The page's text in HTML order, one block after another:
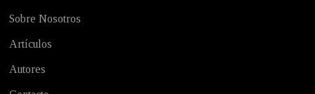
Sobre Nosotros
Artículos
Autores